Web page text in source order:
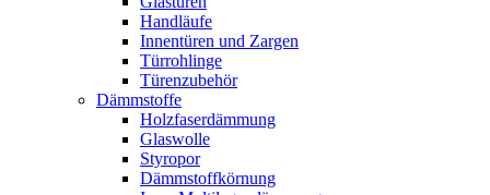
Handläufe
Innentüren und Zargen
Türrohlinge
Türenzubehör
Dämmstoffe
Holzfaserdämmung
Glaswolle
Styropor
Dämmstoffkörnung